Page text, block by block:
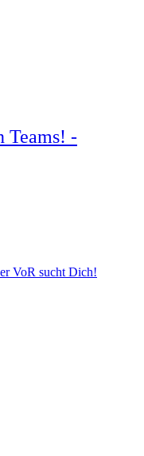
Teams! -
VoR sucht Dich!